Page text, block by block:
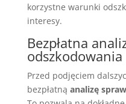
korzystne warunki
interesy.
Bezpłatna
odszkodowania
Przed podjęciem
bezpłatną analizę